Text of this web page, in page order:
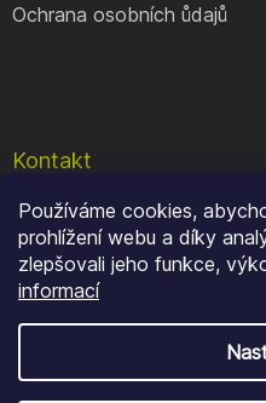
Používáme cookies,
prohlížení webu a díky
zlepšovali jeho funkce,
informací
Ochrana osobních ůdajů
Kontakt
e-shop @geocore.cz
+420 777 409 900